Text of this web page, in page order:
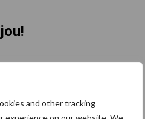
and other tracking
en